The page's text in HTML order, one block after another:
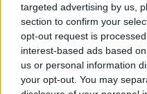
targeted advertising by us,
section to confirm your
opt-out request is
interest-based ads based
us or personal information
your opt-out. You may
Αλμέιδα για
Ολυμπιακός
πρωταθλήματα
Δύσκολο τώρα
Ο Ματίας Αλμέιδα